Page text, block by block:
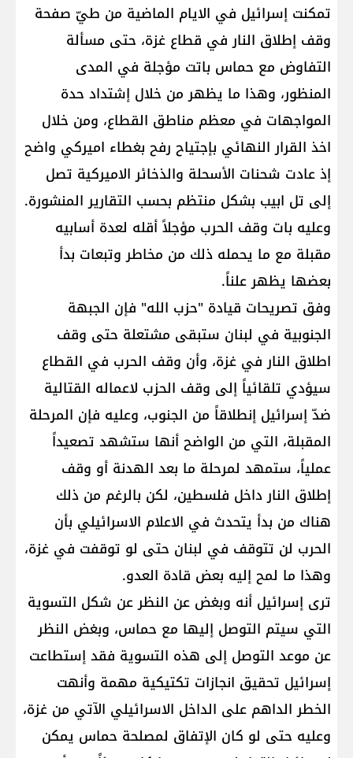
تمكنت إسرائيل في الايام الماضية من طيّ صفحة
وقف إطلاق النار في قطاع غزة، حتى مسألة
التفاوض مع حماس باتت مؤجلة في المدى
المنظور، وهذا ما يظهر من خلال إشتداد حدة
المواجهات في معظم مناطق القطاع، ومن خلال
اخذ القرار النهائي بإجتياح رفح بغطاء اميركي واضح
إذ عادت شحنات الأسحلة والذخائر الاميركية تصل
إلى تل ابيب بشكل منتظم بحسب التقارير المنشورة.
وعليه بات وقف الحرب مؤجلاً أقله لعدة أسابيه
مقبلة مع ما يحمله ذلك من مخاطر وتبعات بدأ
بعضها يظهر علناً.
وفق تصريحات قيادة "حزب الله" فإن الجبهة
الجنوبية في لبنان ستبقى مشتعلة حتى وقف
اطلاق النار في غزة، وأن وقف الحرب في القطاع
سيؤدي تلقائياً إلى وقف الحزب لاعماله القتالية
ضدّ إسرائيل إنطلاقاً من الجنوب، وعليه فإن المرحلة
المقبلة، التي من الواضح أنها ستشهد تصعيداً
عملياً، ستمهد لمرحلة ما بعد الهدنة أو وقف
إطلاق النار داخل فلسطين، لكن بالرغم من ذلك
هناك من بدأ يتحدث في الاعلام الاسرائيلي بأن
الحرب لن تتوقف في لبنان حتى لو توقفت في غزة،
وهذا ما لمح إليه بعض قادة العدو.
ترى إسرائيل أنه وبغض عن النظر عن شكل التسوية
التي سيتم التوصل إليها مع حماس، وبغض النظر
عن موعد التوصل إلى هذه التسوية فقد إستطاعت
إسرائيل تحقيق انجازات تكتيكية مهمة وأنهت
الخطر الداهم على الداخل الاسرائيلي الآتي من غزة،
وعليه حتى لو كان الإتفاق لمصلحة حماس يمكن